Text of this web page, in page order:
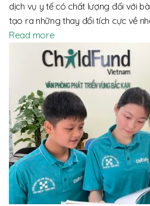
dịch vụ y tế có chất lượng đối với
tạo ra những thay đổi tích cực về
Read more